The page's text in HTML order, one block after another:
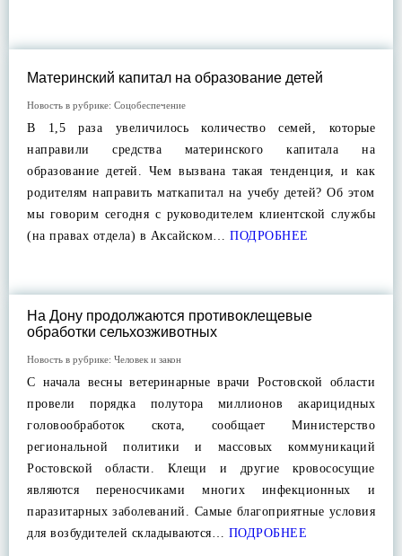
Материнский капитал на образование детей
Новость в рубрике: Соцобеспечение
В 1,5 раза увеличилось количество семей, которые
направили средства материнского капитала на
образование детей. Чем вызвана такая тенденция, и как
родителям направить маткапитал на учебу детей? Об этом
мы говорим сегодня с руководителем клиентской службы
(на правах отдела) в Аксайском… ПОДРОБНЕЕ
На Дону продолжаются противоклещевые
обработки сельхозживотных
Новость в рубрике: Человек и закон
С начала весны ветеринарные врачи Ростовской области
провели порядка полутора миллионов акарицидных
головообработок скота, сообщает Министерство
региональной политики и массовых коммуникаций
Ростовской области. Клещи и другие кровососущие
являются переносчиками многих инфекционных и
паразитарных заболеваний. Самые благоприятные условия
для возбудителей складываются… ПОДРОБНЕЕ